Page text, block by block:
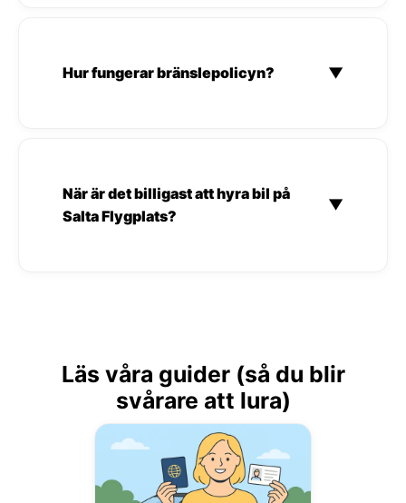
Hur fungerar bränslepolicyn? ▼
När är det billigast att hyra bil på
Salta Flygplats?
▼
Läs våra guider (så du blir
svårare att lura)